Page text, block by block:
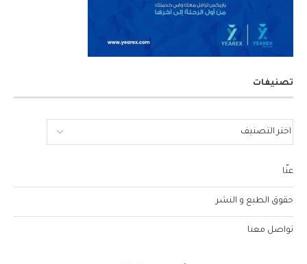
تصنيفات
عنّا
حقوق الطبع و النشر
تواصل معنا